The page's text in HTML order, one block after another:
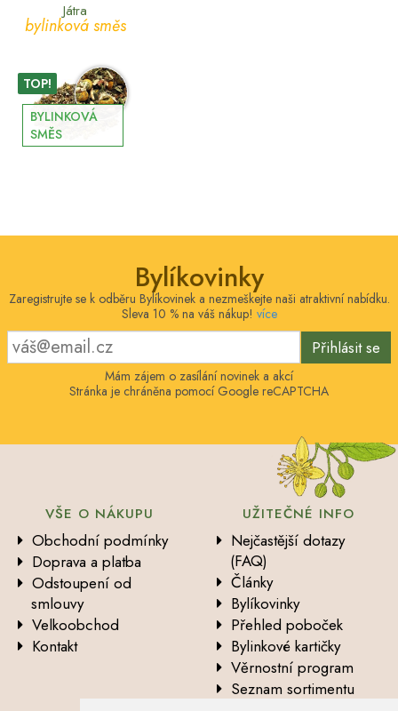
Játra
bylinková směs
TOP!
BYLINKOVÁ
SMĚS
Bylíkovinky
Zaregistrujte se k odběru Bylíkovinek a nezmeškejte naši atraktivní nabídku.
Sleva 10 % na váš nákup! více
Přihlásit se
Mám zájem o zasílání novinek a akcí
Stránka je chráněna pomocí Google reCAPTCHA
VŠE O NÁKUPU
Obchodní podmínky
Doprava a platba
Odstoupení od
smlouvy
Velkoobchod
Kontakt
UŽITEČNÉ INFO
Nejčastější dotazy
(FAQ)
Články
Bylíkovinky
Přehled poboček
Bylinkové kartičky
Věrnostní program
Seznam sortimentu